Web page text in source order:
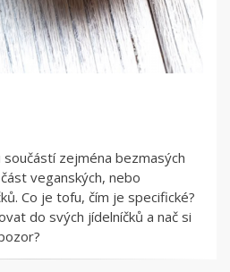
zejména bezmasých
veganských, nebo
Co je tofu, čím je specifické?
do svých jídelníčků a nač si